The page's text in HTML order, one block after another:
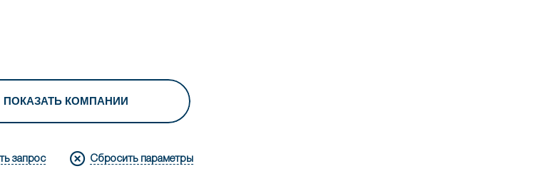
ПОКАЗАТЬ КОМПАНИИ
запрос Сбросить параметры